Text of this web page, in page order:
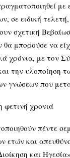
με
σε ειδική
σχετική
μπορούσε να
χρόνια, με τον
την υλοποίηση
γνώσεων που
φετινή χρονιά
πέντε
ετών και
και